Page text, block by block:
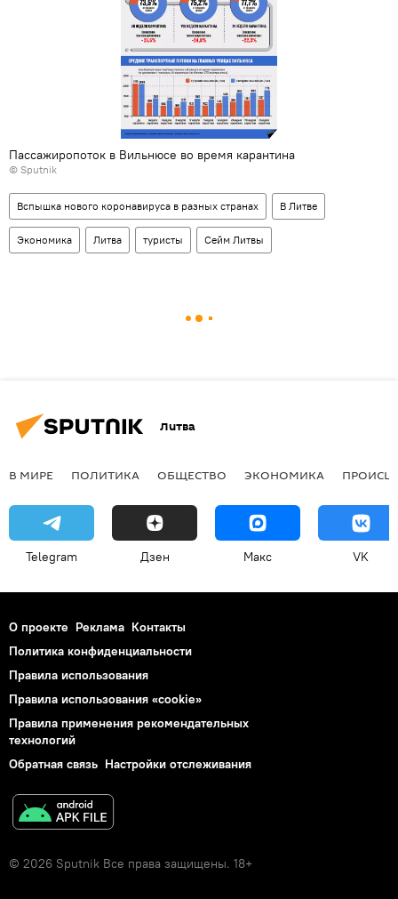
Пассажиропоток в Вильнюсе во время карантина
© Sputnik
Вспышка нового коронавируса в разных странах В Литве
Экономика Литва туристы Сейм Литвы
Литва
В МИРЕ ПОЛИТИКА ОБЩЕСТВО ЭКОНОМИКА
Telegram Дзен Макс VK
О проекте Реклама Контакты
Политика конфиденциальности
Правила использования
Правила использования «cookie»
Правила применения рекомендательных
технологий
Обратная связь Настройки отслеживания
© 2026 Sputnik Все права защищены. 18+